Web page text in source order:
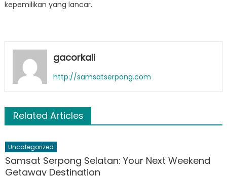
kepemilikan yang lancar.
gacorkali
http://samsatserpong.com
Related Articles
Uncategorized
Samsat Serpong Selatan: Your Next Weekend
Getaway Destination